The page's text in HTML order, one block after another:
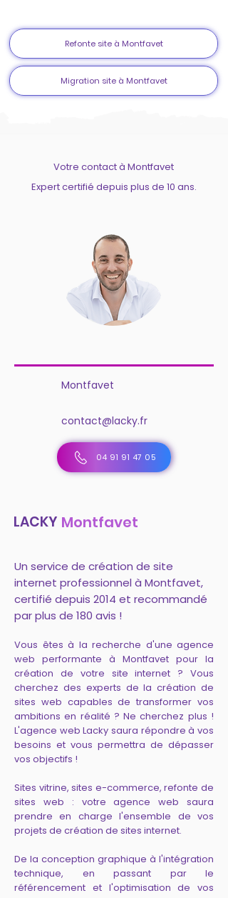
Refonte site à Montfavet
Migration site à Montfavet
Votre contact à Montfavet
Expert certifié depuis plus de 10 ans.
Montfavet
contact@lacky.fr
04 91 91 47 05
LACKY Montfavet
Un service de création de site
internet professionnel à Montfavet,
certifié depuis 2014 et recommandé
par plus de 180 avis !
Vous êtes à la recherche d'une agence
web performante à Montfavet pour la
création de votre site internet ? Vous
cherchez des experts de la création de
sites web capables de transformer vos
ambitions en réalité ? Ne cherchez plus !
L'agence web Lacky saura répondre à vos
besoins et vous permettra de dépasser
vos objectifs !
Sites vitrine, sites e-commerce, refonte de
sites web : votre agence web saura
prendre en charge l'ensemble de vos
projets de création de sites internet.
De la conception graphique à l'intégration
technique, en passant par le
référencement et l'optimisation de vos